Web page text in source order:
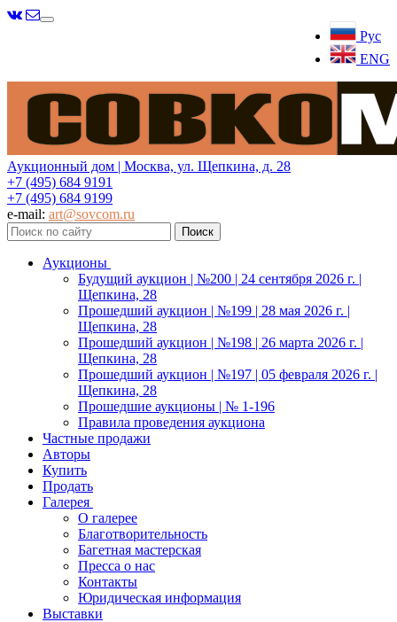
Рус
ENG
Меню
Аукционный дом | Москва, ул. Щепкина, д. 28
+7 (495) 684 9191
+7 (495) 684 9199
e-mail: art@sovcom.ru
Аукционы
Будущий аукцион | №200 | 24 сентября 2026 г. |
Щепкина, 28
Прошедший аукцион | №199 | 28 мая 2026 г. |
Щепкина, 28
Прошедший аукцион | №198 | 26 марта 2026 г. |
Щепкина, 28
Прошедший аукцион | №197 | 05 февраля 2026 г. |
Щепкина, 28
Прошедшие аукционы | № 1-196
Правила проведения аукциона
Частные продажи
Авторы
Купить
Продать
Галерея
О галерее
Благотворительность
Багетная мастерская
Пресса о нас
Контакты
Юридическая информация
Выставки